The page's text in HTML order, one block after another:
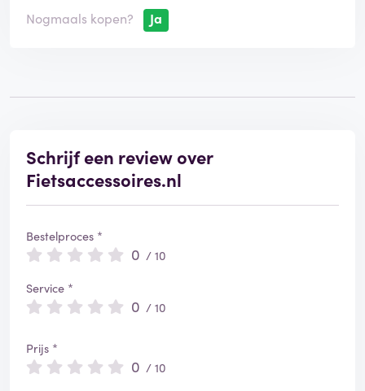
Nogmaals kopen?
Ja
Schrijf een review over
Fietsaccessoires.nl
Bestelproces *
0 / 10
Service *
0 / 10
Prijs *
0 / 10